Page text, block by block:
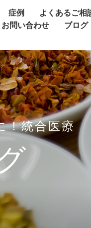
症例
よくあるご相
お問い合わせ
ブログ
！統合医療